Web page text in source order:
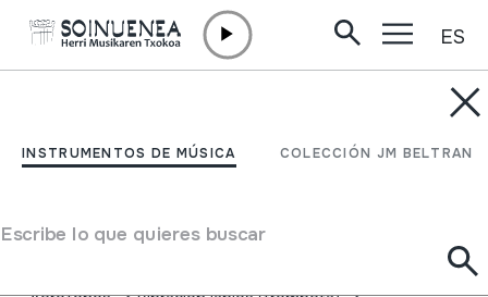
INSTRUMENTOS DE MÚSICA COLECCIÓN JM BELTRAN
Escribe lo que quieres buscar
ES
TRONPETA
NADIR ALI & CO; Manufacturers of Musical intruments;